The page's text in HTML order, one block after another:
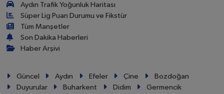
Aydın Trafik Yoğunluk Haritası
Süper Lig Puan Durumu ve Fikstür
Tüm Manşetler
Son Dakika Haberleri
Haber Arşivi
Güncel Aydın Efeler Çine
Bozdoğan
Duyurular
Buharkent Didim Germencik